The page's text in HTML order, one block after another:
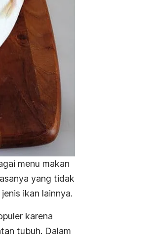
menu makan
yang tidak
ikan lainnya.
karena
tubuh. Dalam